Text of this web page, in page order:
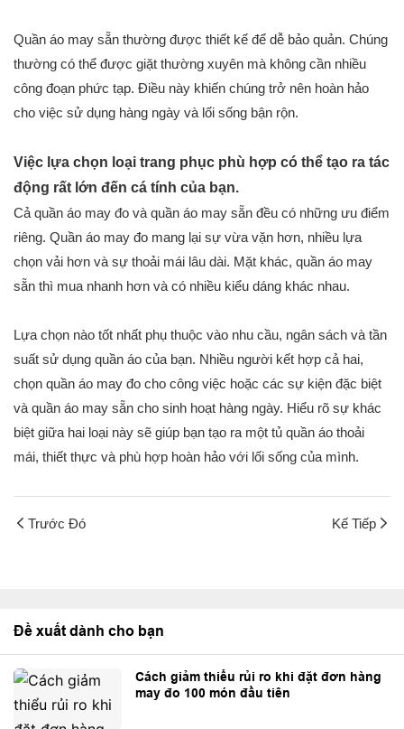
Quần áo may sẵn thường được thiết kế để dễ bảo quản. Chúng
thường có thể được giặt thường xuyên mà không cần nhiều
công đoạn phức tạp. Điều này khiến chúng trở nên hoàn hảo
cho việc sử dụng hàng ngày và lối sống bận rộn.
Việc lựa chọn loại trang phục phù hợp có thể tạo ra tác
động rất lớn đến cá tính của bạn.
Cả quần áo may đo và quần áo may sẵn đều có những ưu điểm
riêng. Quần áo may đo mang lại sự vừa vặn hơn, nhiều lựa
chọn vải hơn và sự thoải mái lâu dài. Mặt khác, quần áo may
sẵn thì mua nhanh hơn và có nhiều kiểu dáng khác nhau.
Lựa chọn nào tốt nhất phụ thuộc vào nhu cầu, ngân sách và tần
suất sử dụng quần áo của bạn. Nhiều người kết hợp cả hai,
chọn quần áo may đo cho công việc hoặc các sự kiện đặc biệt
và quần áo may sẵn cho sinh hoạt hàng ngày. Hiểu rõ sự khác
biệt giữa hai loại này sẽ giúp bạn tạo ra một tủ quần áo thoải
mái, thiết thực và phù hợp hoàn hảo với lối sống của mình.
Trước Đó Kế Tiếp
Đề xuất dành cho bạn
Cách giảm thiểu rủi ro khi đặt đơn hàng
may đo 100 món đầu tiên